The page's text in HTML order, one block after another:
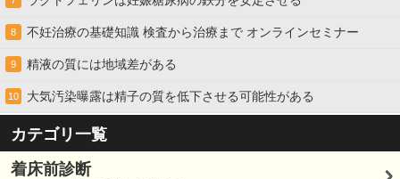
8 不妊治療の基礎知識 検査から治療まで オンラインセミナー
9 精液の質には地域差がある
10 大気汚染曝露は精子の質を低下させる可能性がある
カテゴリ一覧
着床前診断